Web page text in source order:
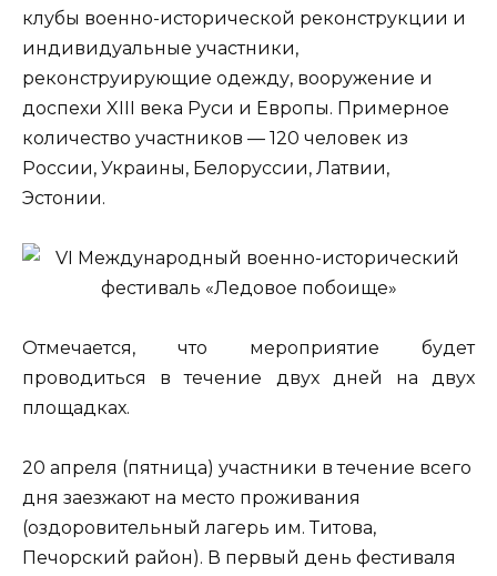
клубы военно-исторической реконструкции и
индивидуальные участники,
реконструирующие одежду, вооружение и
доспехи XIII века Руси и Европы. Примерное
количество участников — 120 человек из
России, Украины, Белоруссии, Латвии,
Эстонии.
Отмечается, что мероприятие будет
проводиться в течение двух дней на двух
площадках.
20 апреля (пятница) участники в течение всего
дня заезжают на место проживания
(оздоровительный лагерь им. Титова,
Печорский район). В первый день фестиваля